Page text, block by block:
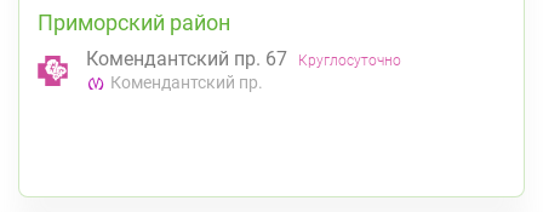
Приморский район
Комендантский пр. 67 Круглосуточно
Комендантский пр.